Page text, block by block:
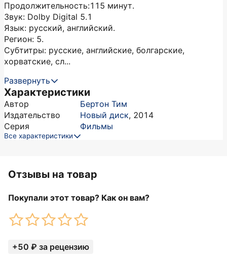
Продолжительность:115 минут.
Звук: Dolby Digital 5.1
Язык: русский, английский.
Регион: 5.
Субтитры: русские, английские, болгарские,
хорватские, сл...
Развернуть
Характеристики
Автор
Бертон Тим
Издательство
Новый диск, 2014
Серия
Фильмы
Все характеристики
Отзывы на товар
Покупали этот товар? Как он вам?
+50 ₽ за рецензию